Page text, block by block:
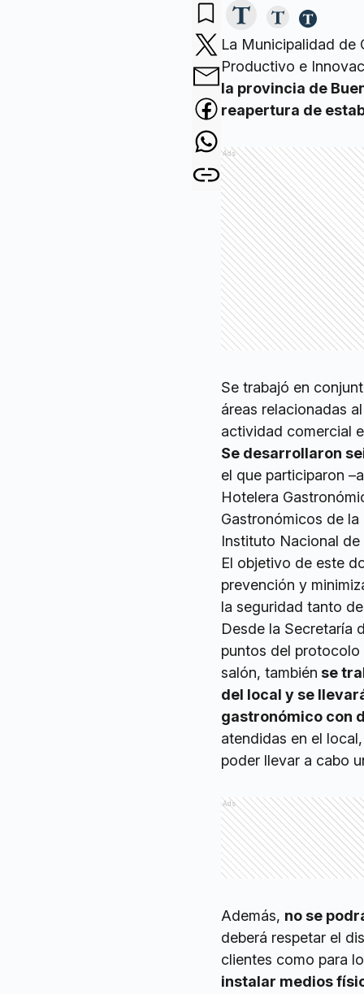
La Municipalidad de
Productivo e
la provincia de
reapertura de
Ads
Se trabajó en
áreas relacionadas
actividad comercial
Se desarrollaron
el que participaron
Hotelera
Gastronómicos de
Instituto Nacional
El objetivo de este
prevención y
la seguridad tanto
Desde la Secretaría
puntos del
salón, también se
del local y se
gastronómico con
atendidas en el
poder llevar a cabo
Ads
Además, no se
deberá respetar el
clientes como para
instalar medios